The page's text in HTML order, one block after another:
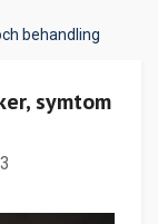
behandling
symtom